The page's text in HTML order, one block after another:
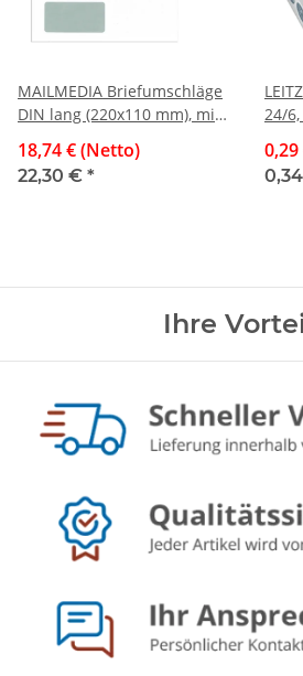
MAILMEDIA Briefumschläge
DIN lang (220x110 mm), mit
g/qm, 1.000 Stück
18,74 € (Netto)
22,30 € *
24/
Ihre